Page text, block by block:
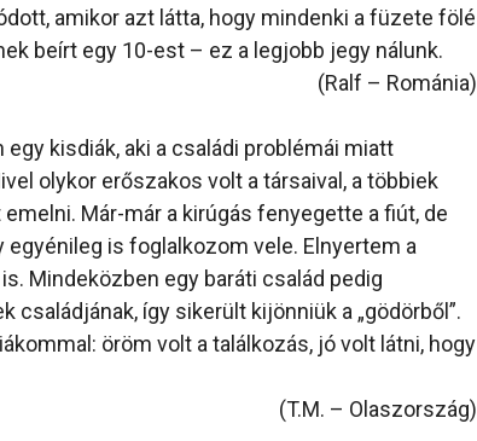
amikor azt látta, hogy mindenki a füzete fölé
beírt egy 10-est – ez a legjobb jegy nálunk.
(Ralf – Románia)
kisdiák, aki a családi problémái miatt
olykor erőszakos volt a társaival, a többiek
Már-már a kirúgás fenyegette a fiút, de
is foglalkozom vele. Elnyertem a
Mindeközben egy baráti család pedig
családjának, így sikerült kijönniük a „gödörből”.
öröm volt a találkozás, jó volt látni, hogy
(T.M. – Olaszország)